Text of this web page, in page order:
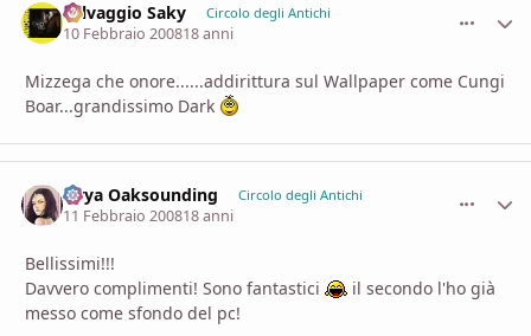
Selvaggio Saky Circolo degli Antichi
10 Febbraio 200818 anni
Mizzega che onore......addirittura sul Wallpaper come Cungi
Boar...grandissimo Dark
Sirya Oaksounding Circolo degli Antichi
11 Febbraio 200818 anni
Bellissimi!!!
Davvero complimenti! Sono fantastici
il secondo l'ho già
messo come sfondo del pc!